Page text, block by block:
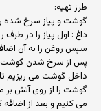
طرز تهیه:
گوشت و پیاز سرخ شده
داغ : اول پیاز را در
سپس روغن را به آن
پس از سرخ شدن گوشت ،
داخل گوشت می ریزیم
گوشت را از روی آتش
می کنیم و بعد از